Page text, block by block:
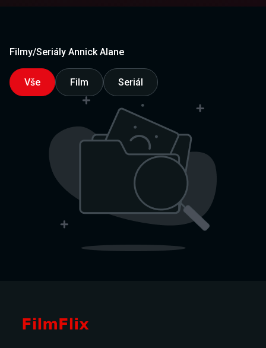
Filmy/Seriály Annick Alane
Vše Film Seriál